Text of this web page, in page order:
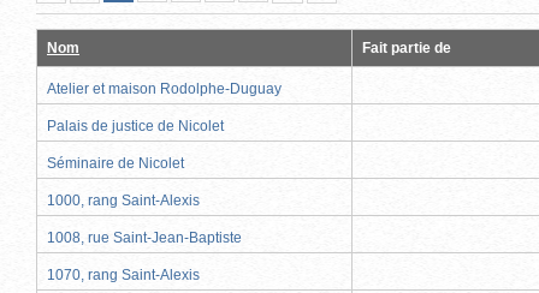
pageprécédente
actuelle)
suivante
page
Nom Fait partie de
Atelier et maison Rodolphe-Duguay
Palais de justice de Nicolet
Séminaire de Nicolet
1000, rang Saint-Alexis
1008, rue Saint-Jean-Baptiste
1070, rang Saint-Alexis